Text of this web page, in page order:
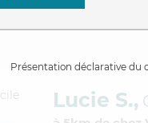
Présentation déclarative du
Lucie S.,